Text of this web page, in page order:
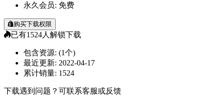
永久会员: 免费
购买下载权限
已有1524人解锁下载
包含资源: (1个)
最近更新: 2022-04-17
累计销量: 1524
下载遇到问题？可联系客服或反馈